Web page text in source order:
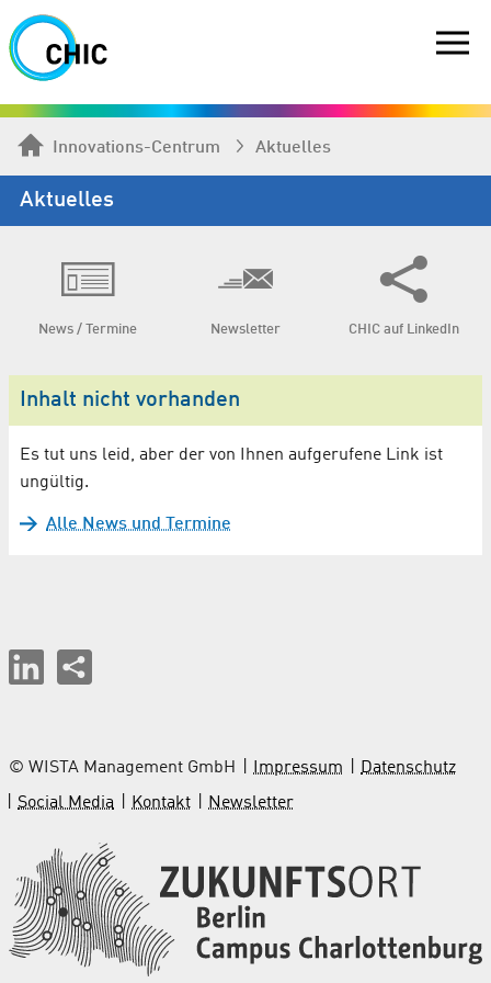
Innovations-Centrum Aktuelles
Aktuelles
News / Termine Newsletter CHIC auf LinkedIn
Inhalt nicht vorhanden
Es tut uns leid, aber der von Ihnen aufgerufene Link ist
ungültig.
Alle News und Termine
© WISTA Management GmbH Impressum
Datenschutz
Social Media
Kontakt Newsletter